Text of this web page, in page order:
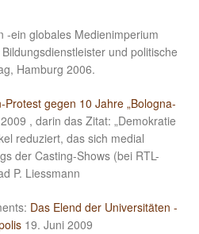
-ein globales Medienimperium
und politische
Hamburg 2006.
Protest gegen 10 Jahre „Bologna-
, darin das Zitat: „Demokratie
reduziert, das sich medial
der Casting-Shows (bei RTL-
P. Liessmann
Das Elend der Universitäten -
19. Juni 2009